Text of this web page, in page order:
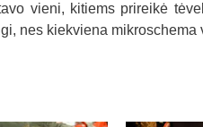
vieni, kitiems prireikė
nes kiekviena mikroschema